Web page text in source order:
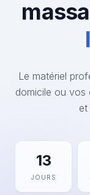
Le matériel
domicile ou vos
et
13
JOURS